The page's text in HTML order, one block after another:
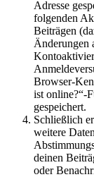
Adresse
folgenden
Beiträgen
Änderungen
Browser-
ist online?“-
gespeichert.
Schließlich
weitere
deinen
oder